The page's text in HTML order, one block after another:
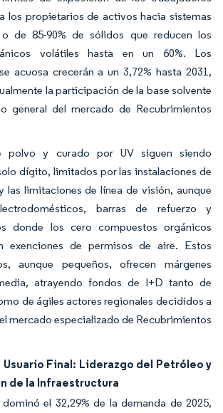
los propietarios de activos hacia sistemas
de 85-90% de sólidos que reducen los
volátiles hasta en un 60%. Los
acuosa crecerán a un 3,72% hasta 2031,
la participación de la base solvente
general del mercado de Recubrimientos
polvo y curado por UV siguen siendo
dígito, limitados por las instalaciones de
las limitaciones de línea de visión, aunque
barras de refuerzo y
donde los cero compuestos orgánicos
exenciones de permisos de aire. Estos
aunque pequeños, ofrecen márgenes
atrayendo fondos de I+D tanto de
de ágiles actores regionales decididos a
mercado especializado de Recubrimientos
Final: Liderazgo del Petróleo y
de la Infraestructura
el 32,29% de la demanda de 2025,